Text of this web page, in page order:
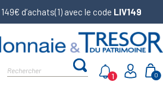
d’achats(1) avec le code LIV149
0
1